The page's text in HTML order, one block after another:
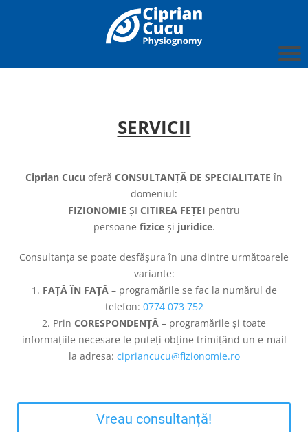
SERVICII
Ciprian Cucu oferă CONSULTANȚĂ DE SPECIALITATE în
domeniul:
FIZIONOMIE ȘI CITIREA FEȚEI pentru
persoane fiziceși juridice.
Consultanța se poate desfășura în una dintre următoarele
variante:
1. FAȚĂ ÎN FAȚĂ – programările se fac la numărul de
telefon: 0774 073 752
2. Prin CORESPONDENȚĂ – programările și toate
informațiile necesare le puteți obține trimițând un e-mail
la adresa: cipriancucu@fizionomie.ro
Vreau consultanță!